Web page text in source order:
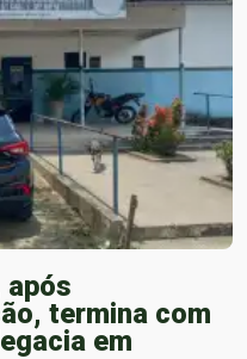
após
termina com
em